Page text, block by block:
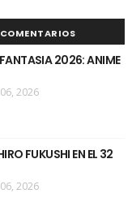
COMENTARIOS
2026: ANIME
2026
FUKUSHI EN EL 32
2026